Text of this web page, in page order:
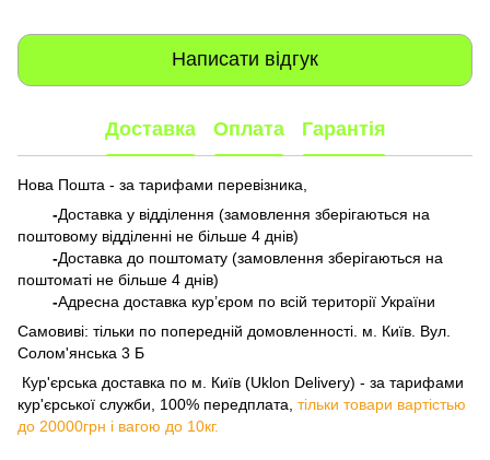
Написати відгук
Доставка Оплата Гарантія
Нова Пошта - за тарифами перевізника,
-Доставка у відділення (замовлення зберігаються на
поштовому відділенні не більше 4 днів)
-Доставка до поштомату (замовлення зберігаються на
поштоматі не більше 4 днів)
-Адресна доставка кур’єром по всій території України
Самовиві: тільки по попередній домовленності. м. Київ. Вул.
Солом'янська 3 Б
​​​​​​ Кур'єрська доставка по м. Київ (Uklon Delivery) - за тарифами
кур'єрської служби, 100% передплата, тільки товари вартістью
до 20000грн і вагою до 10кг.